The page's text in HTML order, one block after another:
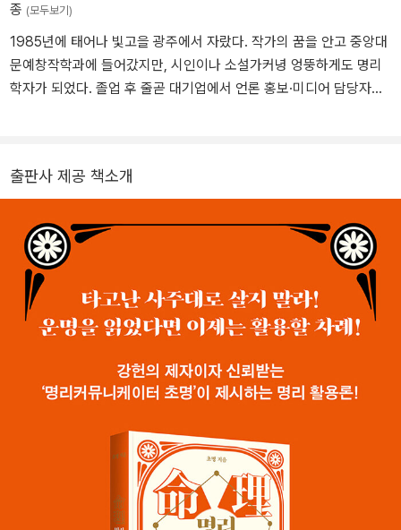
종 (모두보기)
1985년에 태어나 빛고을 광주에서 자랐다. 작가의 꿈을 안고 중앙대
문예창작학과에 들어갔지만, 시인이나 소설가커녕 엉뚱하게도 명리
학자가 되었다. 졸업 후 줄곧 대기업에서 언론 홍보·미디어 담당자로
간은 정해진 운명을 결코 벗어날 수 없기 때문이라는 말에 분노하다
대한 화두를 붙잡고 끈질기게 공부한 끝에 결국 책까지 쓰게 됐다. 기
존의 명리학자들과 다른 점이 있다면 ‘정해진 운명 따위란 있을 수가
없다.’는 태도에 있다. 고전의 해석에만 갇혀 성별의 역할을 고정시키
고, 사주를 품평하며 개인이 가진 가능성을 제한하는 사주 해석이 명
리학을 혹세무민의 도구로 전락시켰다고 비판한다. 기존의 사주 해석
튜브 채널 ‘초코명리’를 찾고 있다. 사주 상담은 내담자의 사연에 깊이
공감하고, 명리학의 이론과 체계를 통해 반드시 일상의 문제를 개선
로서 명리상담가, 연구자, 교육자 등 전문가 양성은 물론, 명리학을 현
대적인 시선으로 재해석하는 작업에 매진하고 있다. 언젠가 명리학이
초·중·고등학교 교과서에도 실리는 세상을 만드는 것이 저자의 궁극
출판사 제공 책소개